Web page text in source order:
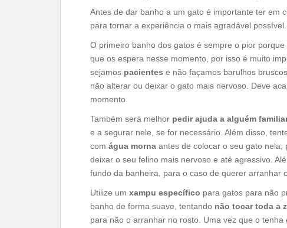
Antes de dar banho a um gato é importante ter em
para tornar a experiência o mais agradável possível.
O primeiro banho dos gatos é sempre o pior
que os espera nesse momento, por isso é muito
sejamos pacientes e não façamos barulhos
não alterar ou deixar o gato mais nervoso. Deve
momento.
Também será melhor pedir ajuda a alguém
e a segurar nele, se for necessário. Além disso,
com água morna antes de colocar o seu gato
deixar o seu felino mais nervoso e até agressivo.
fundo da banheira, para o caso de querer arranhar
Utilize um xampu específico para gatos para não
banho de forma suave, tentando não tocar toda a
para não o arranhar no rosto. Uma vez que o